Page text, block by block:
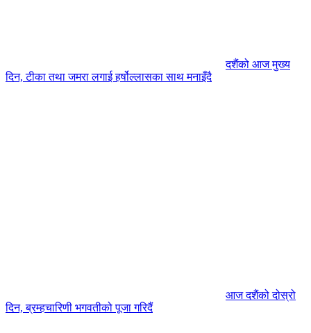
दशैंको आज मुख्य
दिन, टीका तथा जमरा लगाई हर्षोल्लासका साथ मनाइँदै
आज दशैंको दोस्रो
दिन, ब्रम्हचारिणी भगवतीको पूजा गरिदैं